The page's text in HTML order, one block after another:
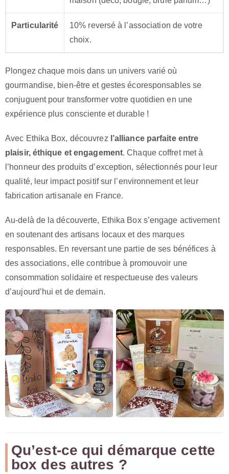
Particularité
10% reversé à l’association de votre
choix.
Plongez chaque mois dans un univers varié où
gourmandise, bien-être et gestes écoresponsables se
conjuguent pour transformer votre quotidien en une
expérience plus consciente et durable !
Avec Ethika Box, découvrez l’alliance parfaite entre
plaisir, éthique et engagement. Chaque coffret met à
l’honneur des produits d’exception, sélectionnés pour leur
qualité, leur impact positif sur l’environnement et leur
fabrication artisanale en France.
Au-delà de la découverte, Ethika Box s’engage activement
en soutenant des artisans locaux et des marques
responsables. En reversant une partie de ses bénéfices à
des associations, elle contribue à promouvoir une
consommation solidaire et respectueuse des valeurs
d’aujourd’hui et de demain.
Qu’est-ce qui démarque cette
box des autres ?